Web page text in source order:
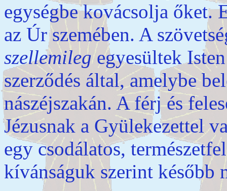
egységbe kovácsolja őket.
az Úr szemében. A
szellemilegegyesültek
szerződés által, amelybe
nászéjszakán. A férj és
Jézusnak a Gyülekezettel
egy csodálatos,
kívánságuk szerint később